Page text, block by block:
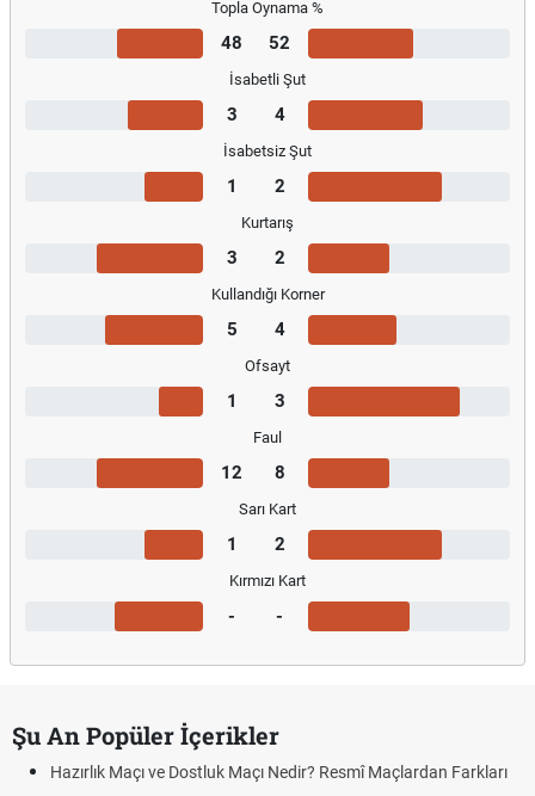
Topla Oynama %
48 52
İsabetli Şut
3 4
İsabetsiz Şut
1 2
Kurtarış
3 2
Kullandığı Korner
5 4
Ofsayt
1 3
Faul
12 8
Sarı Kart
1 2
Kırmızı Kart
- -
Şu An Popüler İçerikler
Hazırlık Maçı ve Dostluk Maçı Nedir? Resmî Maçlardan Farkları